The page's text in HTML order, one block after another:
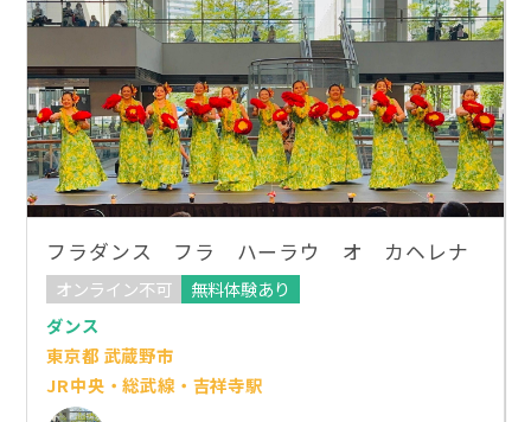
フラダンス フラ ハーラウ オ カヘレナ
オンライン不可
無料体験あり
ダンス
東京都 武蔵野市
JR中央・総武線・吉祥寺駅